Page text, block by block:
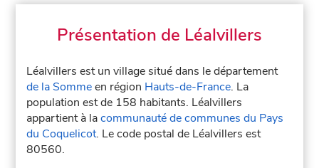
Présentation de Léalvillers
Léalvillers est un village situé dans le département
de la Sommeen région Hauts-de-France. La
population est de 158 habitants. Léalvillers
appartient à lacommunauté de communes du Pays
du Coquelicot. Le code postal de Léalvillers est
80560.